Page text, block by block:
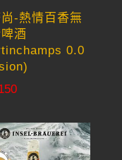
尚-熱情百香無
酒
0.0